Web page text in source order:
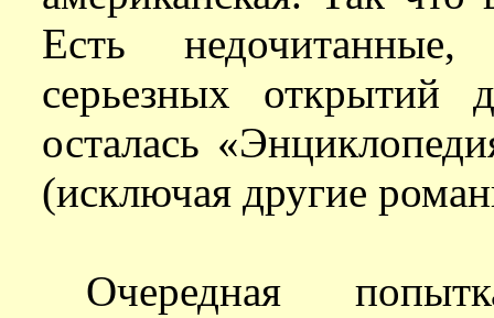
Есть
серьезных
осталась
(исключая другие
Очередная